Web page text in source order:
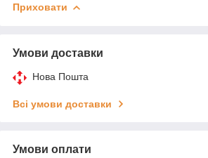
Приховати
Умови доставки
Нова Пошта
Всі умови доставки
Умови оплати